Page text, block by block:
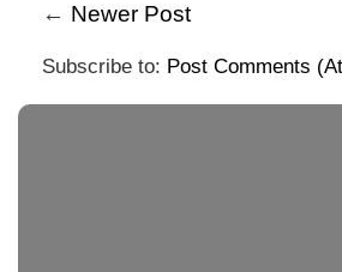
← Newer Post
Subscribe to: Post Comments